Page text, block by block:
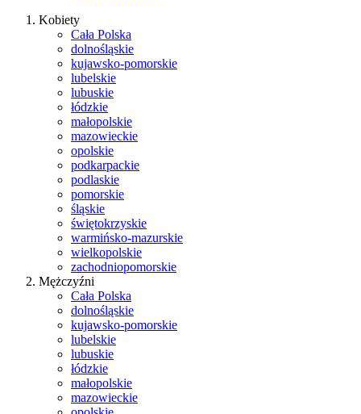
Kobiety
Cała Polska
dolnośląskie
kujawsko-pomorskie
lubelskie
lubuskie
łódzkie
małopolskie
mazowieckie
opolskie
podkarpackie
podlaskie
pomorskie
śląskie
świętokrzyskie
warmińsko-mazurskie
wielkopolskie
zachodniopomorskie
Mężczyźni
Cała Polska
dolnośląskie
kujawsko-pomorskie
lubelskie
lubuskie
łódzkie
małopolskie
mazowieckie